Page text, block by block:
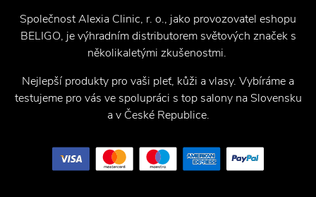
Společnost Alexia Clinic, r. o., jako provozovatel eshopu
BELIGO, je výhradním distributorem světových značek s
několikaletými zkušenostmi.
Nejlepší produkty pro vaši pleť, kůži a vlasy. Vybíráme a
testujeme pro vás ve spolupráci s top salony na Slovensku
a v České Republice.